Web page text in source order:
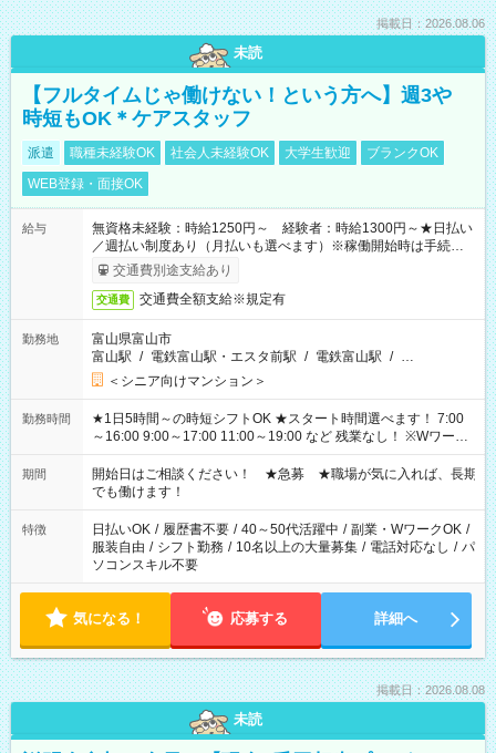
掲載日：2026.08.06
未読
【フルタイムじゃ働けない！という方へ】週3や
時短もOK＊ケアスタッフ
派遣 職種未経験OK 社会人未経験OK 大学生歓迎
ブランクOK
WEB登録・面接OK
給与
無資格未経験：時給1250円～ 経験者：時給1300円～★日払い
／週払い制度あり（月払いも選べます）※稼働開始時は手続き完
了次第のお支払いとなります。
交通費別途支給あり
交通費 交通費全額支給※規定有
勤務地
富山県富山市
富山駅 / 電鉄富山駅・エスタ前駅 / 電鉄富山駅 / …
＜シニア向けマンション＞
勤務時間
★1日5時間～の時短シフトOK ★スタート時間選べます！ 7:00
～16:00 9:00～17:00 11:00～19:00 など 残業なし！ ※Wワーク
の場合、他のお仕事と合わせ週40時間超の就業はご案内できま
せん ※法令に基づき、週20時間以上勤務は社会保険への加入対
象となります ※労働者派遣法（日雇い派遣の原則禁止）によ
り、短時間・短期間の就業はご案内が難しい場合があります
期間
開始日はご相談ください！ ★急募 ★職場が気に入れば、長期
でも働けます！
特徴 日払いOK / 履歴書不要 / 40～50代活躍中 / 副業・WワークOK /
服装自由 / シフト勤務 / 10名以上の大量募集 / 電話対応なし / パ
ソコンスキル不要
気になる！ 応募する 詳細へ
掲載日：2026.08.08
未読